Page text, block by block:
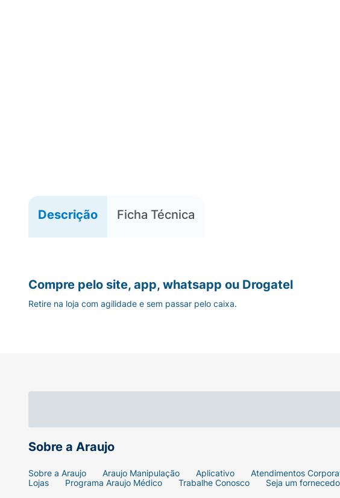
Descrição Ficha Técnica
Sobre a Araujo
Sobre a Araujo Araujo Manipulação Aplicativo Atendimentos
Lojas
Programa Araujo Médico Trabalhe Conosco Seja um
Compre pelo site, app, whatsapp ou Drogatel
Retire na loja com agilidade e sem passar pelo caixa.